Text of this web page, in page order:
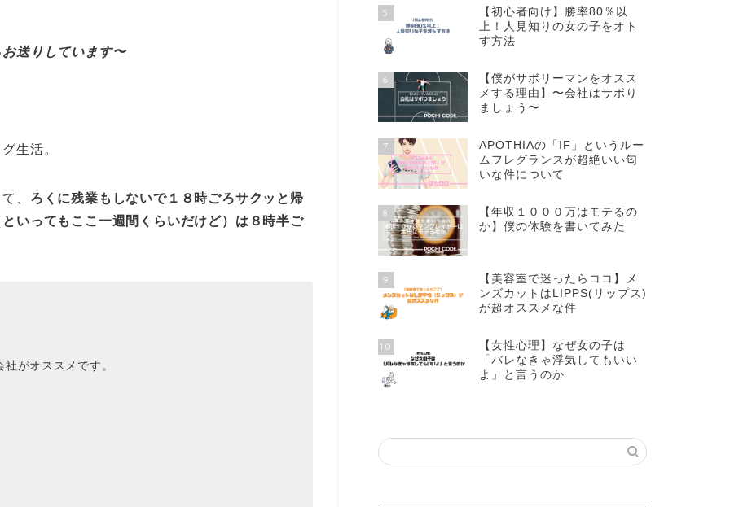
送りしています〜
生活。
、 ろくに残業もしないで１８時ごろサクッと帰
いってもここ一週間くらいだけど）は８時半ご
がオススメです。
5
【初心者向け】勝率80％以
上！人見知りの女の子をオト
す方法
6
【僕がサボリーマンをオスス
メする理由】〜会社はサボり
ましょう〜
7
APOTHIAの「IF」というルー
ムフレグランスが超絶いい匂
いな件について
8
【年収１０００万はモテるの
か】僕の体験を書いてみた
9
【美容室で迷ったらココ】メ
ンズカットはLIPPS(リップス)
が超オススメな件
10
【女性心理】なぜ女の子は
「バレなきゃ浮気してもいい
よ」と言うのか